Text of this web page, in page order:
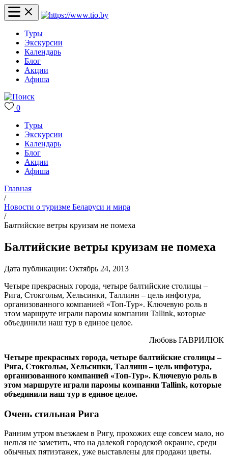
Туры
Экскурсии
Календарь
Блог
Акции
Афиша
0
Туры
Экскурсии
Календарь
Блог
Акции
Афиша
Главная
/
Новости о туризме Беларуси и мира
/
Балтийские ветры круизам не помеха
Балтийские ветры круизам не помеха
Дата публикации: Октябрь 24, 2013
Четыре прекрасных города, четыре балтийские столицы –
Рига, Стокгольм, Хельсинки, Таллинн – цель инфотура,
организованного компанией «Топ-Тур». Ключевую роль в
этом маршруте играли паромы компании Tallink, которые
объединили наш тур в единое целое.
Любовь ГАВРИЛЮК
Четыре прекрасных города, четыре балтийские столицы –
Рига, Стокгольм, Хельсинки, Таллинн – цель инфотура,
организованного компанией «Топ-Тур». Ключевую роль в
этом маршруте играли паромы компании Tallink, которые
объединили наш тур в единое целое.
Очень стильная Рига
Ранним утром въезжаем в Ригу, прохожих еще совсем мало, но
нельзя не заметить, что на далекой городской окраине, среди
обычных пяти­этажек, уже выставлены для продажи цветы.